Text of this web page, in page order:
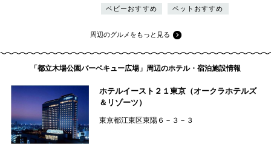
ベビーおすすめ
ペットおすすめ
周辺のグルメをもっと見る
「都立木場公園バーベキュー広場」周辺のホテル・宿泊施設情報
ホテルイースト２１東京（オークラホテルズ
＆リゾーツ）
東京都江東区東陽６－３－３